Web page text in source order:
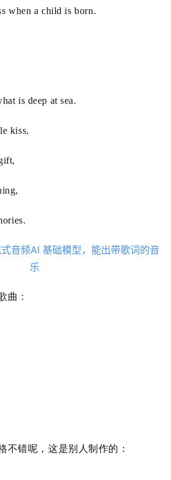
when a child is born.
is deep at sea.
kiss,
曲：
不错呢，这是别人制作的：